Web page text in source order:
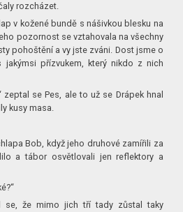
rozcházet.
v kožené bundě s nášivkou blesku na
pozornost se vztahovala na všechny
pohoštění a vy jste zváni. Dost jsme o
jakýmsi přízvukem, který nikdo z nich
zeptal se Pes, ale to už se Drápek hnal
kusy masa.
Bob, když jeho druhové zamířili za
a tábor osvětlovali jen reflektory a
se, že mimo jich tří tady zůstal taky